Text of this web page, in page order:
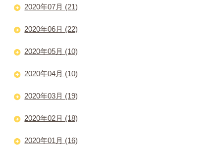
2020年07月 (21)
2020年06月 (22)
2020年05月 (10)
2020年04月 (10)
2020年03月 (19)
2020年02月 (18)
2020年01月 (16)